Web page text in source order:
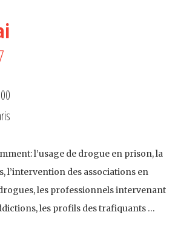
l’usage de drogue en prison, la
l’intervention des associations en
les professionnels intervenant
les profils des trafiquants …